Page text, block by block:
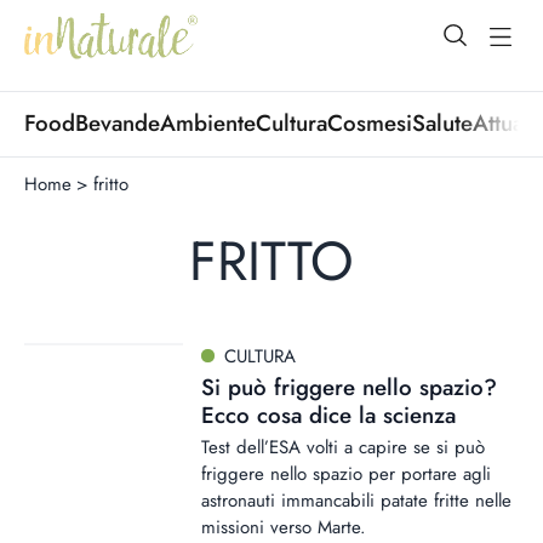
open
FoodBevandeAmbienteCulturaCosmesiSalute
Home > fritto
FRITTO
CULTURA
Si può friggere nello spazio?
Ecco cosa dice la scienza
Test dell’ESA volti a capire se si può
friggere nello spazio per portare agli
astronauti immancabili patate fritte nelle
missioni verso Marte.